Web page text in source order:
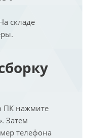
складе
ПК нажмите
Затем
телефона